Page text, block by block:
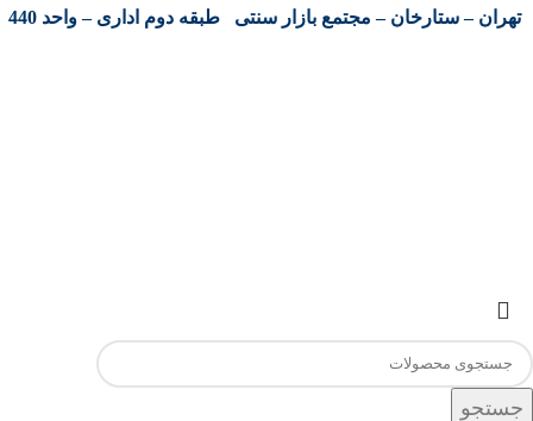
تهران – ستارخان – مجتمع بازار سنتی طبقه دوم اداری – واحد 440
جستجو